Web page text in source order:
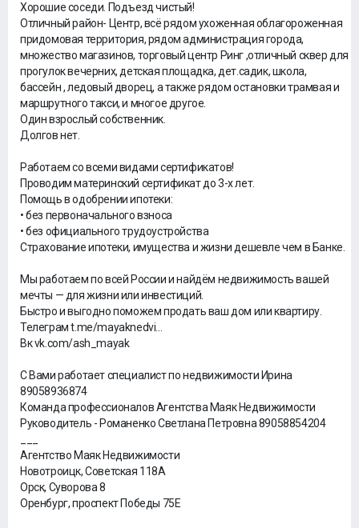
Хорошие соседи. Подъезд чистый!
Отличный район- Центр, всё рядом ухоженная облагороженная
придомовая территория, рядом администрация города,
множество магазинов, торговый центр Ринг ,отличный сквер для
прогулок вечерних, детская площадка, дет.садик, школа,
бассейн , ледовый дворец, а также рядом остановки трамвая и
маршрутного такси, и многое другое.
Один взрослый собственник.
Долгов нет.
Работаем со всеми видами сертификатов!
Проводим материнский сертификат до 3-х лет.
Помощь в одобрении ипотеки:
• без первоначального взноса
• без официального трудоустройства
Страхование ипотеки, имущества и жизни дешевле чем в Банке.
Мы работаем по всей России и найдём недвижимость вашей
мечты — для жизни или инвестиций.
Быстро и выгодно поможем продать ваш дом или квартиру.
Телеграм t.me/mayaknedvi...
Вк vk.com/ash_mayak
С Вами работает специалист по недвижимости Ирина
89058936874
Команда профессионалов Агентства Маяк Недвижимости
Руководитель - Романенко Светлана Петровна 89058854204
Агентство Маяк Недвижимости
Новотроицк, Советская 118А
Орск, Суворова 8
Оренбург, проспект Победы 75Е